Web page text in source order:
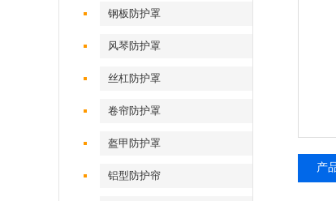
钢板防护罩
风琴防护罩
丝杠防护罩
卷帘防护罩
盔甲防护罩
铝型防护帘
产